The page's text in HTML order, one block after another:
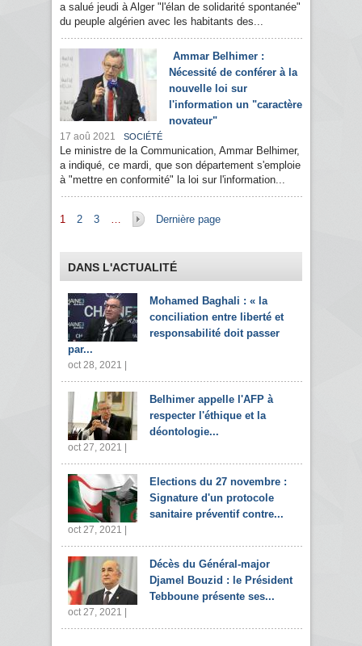
a salué jeudi à Alger "l'élan de solidarité spontanée"
du peuple algérien avec les habitants des...
Ammar Belhimer :
Nécessité de conférer à la
nouvelle loi sur
l'information un "caractère
novateur"
17 aoû 2021 SOCIÉTÉ
Le ministre de la Communication, Ammar Belhimer,
a indiqué, ce mardi, que son département s'emploie
à "mettre en conformité" la loi sur l'information...
Pages
1 2 3 … Dernière page
DANS L'ACTUALITÉ
Mohamed Baghali : « la
conciliation entre liberté et
responsabilité doit passer
par...
oct 28, 2021 |
Belhimer appelle l'AFP à
respecter l'éthique et la
déontologie...
oct 27, 2021 |
Elections du 27 novembre :
Signature d'un protocole
sanitaire préventif contre...
oct 27, 2021 |
Décès du Général-major
Djamel Bouzid : le Président
Tebboune présente ses...
oct 27, 2021 |